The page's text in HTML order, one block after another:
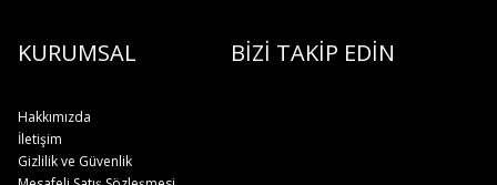
KURUMSAL BİZİ TAKİP EDİN
Hakkımızda
İletişim
Gizlilik ve Güvenlik